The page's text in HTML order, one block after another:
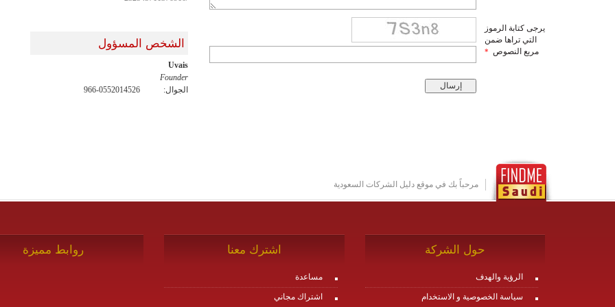
يرجى كتابة الرموز
التي تراها ضمن
مربع النصوص *
الشخص المسؤول
Uvais
Founder
الجوال:
966-0552014526
مرحباً بك في موقع دليل الشركات السعودية
حول الشركة
الرؤية والهدف
سياسة الخصوصية و الاستخدام
اشترك معنا
مساعدة
اشتراك مجاني
روابط مميزة